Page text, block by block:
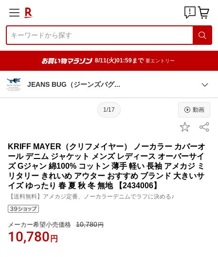
8/11(火)01:59まで 要エントリー
JEANS BUG（ジーンズバグ
1/17 動画
KRIFF MAYER（クリフメイヤー） ノーカラー カバーオ
ール デニム ジャケット メンズ レディース オーバーサイ
ズ Gジャン 綿100% コットン 薄手 軽い 長袖 アメカジ ミ
リタリー きれいめ アウター おすすめ ブランド 大きいサ
イズ ゆったり 春 夏 秋 冬 無地 【2434006】
【送料無料】アメカジ定番、ノーカラーデニムでラフに決める♪
メーカー希望小売価格 10,780円
10,780 円